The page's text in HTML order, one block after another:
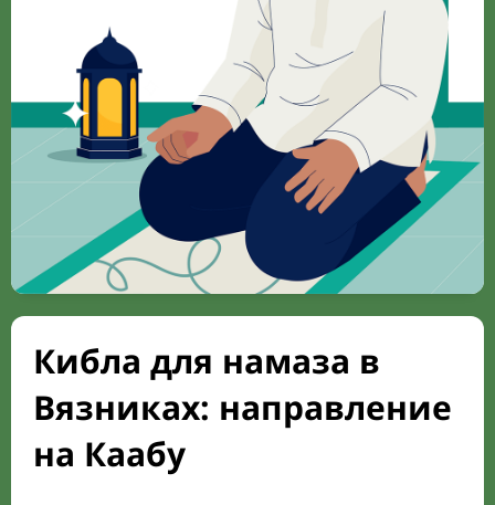
Кибла для намаза в
Вязниках: направление
на Каабу